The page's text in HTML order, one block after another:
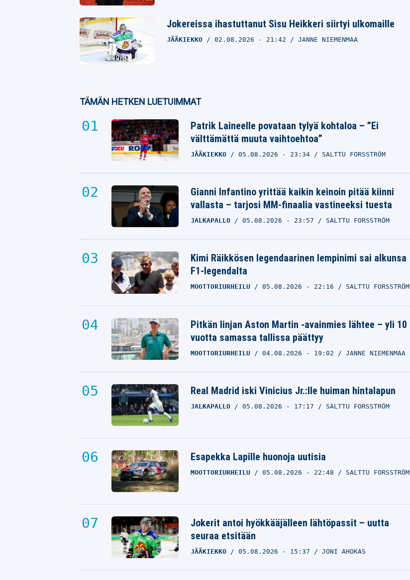
Jokereissa ihastuttanut Sisu Heikkeri siirtyi ulkomaille
JÄÄKIEKKO 02.08.2026 - 21:42 JANNE NIEMENMAA
TÄMÄN HETKEN LUETUIMMAT
Patrik Laineelle povataan tylyä kohtaloa – ”Ei
välttämättä muuta vaihtoehtoa”
JÄÄKIEKKO 05.08.2026 - 23:34 SALTTU FORSSTRÖM
Gianni Infantino yrittää kaikin keinoin pitää kiinni
vallasta – tarjosi MM-finaalia vastineeksi tuesta
JALKAPALLO 05.08.2026 - 23:57 SALTTU FORSSTRÖM
Kimi Räikkösen legendaarinen lempinimi sai alkunsa
F1-legendalta
MOOTTORIURHEILU 05.08.2026 - 22:16 SALTTU FORSSTRÖM
Pitkän linjan Aston Martin -avainmies lähtee – yli 10
vuotta samassa tallissa päättyy
MOOTTORIURHEILU 04.08.2026 - 19:02 JANNE NIEMENMAA
Real Madrid iski Vinicius Jr.:lle huiman hintalapun
JALKAPALLO 05.08.2026 - 17:17 SALTTU FORSSTRÖM
Esapekka Lapille huonoja uutisia
MOOTTORIURHEILU 05.08.2026 - 22:48 SALTTU FORSSTRÖM
Jokerit antoi hyökkääjälleen lähtöpassit – uutta
seuraa etsitään
JÄÄKIEKKO 05.08.2026 - 15:37 JONI AHOKAS